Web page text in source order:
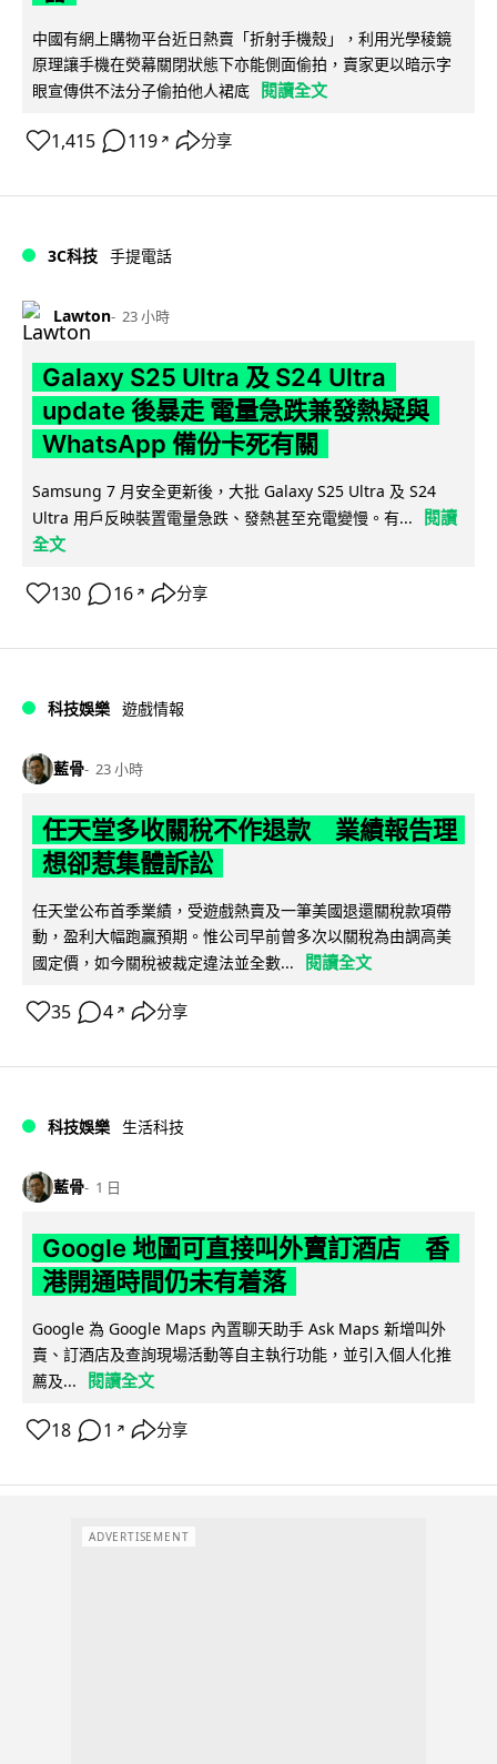
中國有網上購物平台近日熱賣「折射手機殼」，利用光學稜鏡
原理讓手機在熒幕關閉狀態下亦能側面偷拍，賣家更以暗示字
眼宣傳供不法分子偷拍他人裙底
閱讀全文
1,415 119 ↗ 分享
3C科技 手提電話
Lawton 23 小時
Galaxy S25 Ultra 及 S24 Ultra
update 後暴走 電量急跌兼發熱疑與
WhatsApp 備份卡死有關
Samsung 7 月安全更新後，大批 Galaxy S25 Ultra 及 S24
Ultra 用戶反映裝置電量急跌、發熱甚至充電變慢。有...
閱讀
全文
130 16 ↗ 分享
科技娛樂 遊戲情報
藍骨 23 小時
任天堂多收關稅不作退款 業績報告理
想卻惹集體訴訟
任天堂公布首季業績，受遊戲熱賣及一筆美國退還關稅款項帶
動，盈利大幅跑贏預期。惟公司早前曾多次以關稅為由調高美
國定價，如今關稅被裁定違法並全數...
閱讀全文
35 4 ↗ 分享
科技娛樂 生活科技
藍骨 1 日
Google 地圖可直接叫外賣訂酒店 香
港開通時間仍未有着落
Google 為 Google Maps 內置聊天助手 Ask Maps 新增叫外
賣、訂酒店及查詢現場活動等自主執行功能，並引入個人化推
薦及...
閱讀全文
18 1 ↗ 分享
ADVERTISEMENT